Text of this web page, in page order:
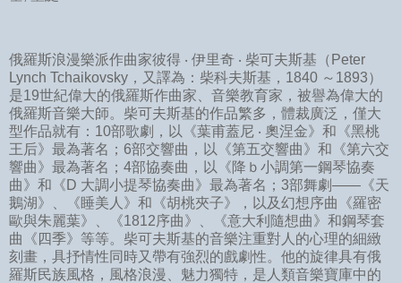
俄羅斯浪漫樂派作曲家彼得 ‧ 伊里奇 ‧ 柴可夫斯基（Peter
Lynch Tchaikovsky，又譯為：柴科夫斯基，1840 ～1893）
是19世紀偉大的俄羅斯作曲家、音樂教育家，被譽為偉大的
俄羅斯音樂大師。柴可夫斯基的作品繁多，體裁廣泛，僅大
型作品就有：10部歌劇，以《葉甫蓋尼 ‧ 奧涅金》和《黑桃
王后》最為著名；6部交響曲，以《第五交響曲》和《第六交
響曲》最為著名；4部協奏曲，以《降ｂ小調第一鋼琴協奏
曲》和《D 大調小提琴協奏曲》最為著名；3部舞劇——《天
鵝湖》、《睡美人》和《胡桃夾子》，以及幻想序曲《羅密
歐與朱麗葉》、《1812序曲》、《意大利隨想曲》和鋼琴套
曲《四季》等等。柴可夫斯基的音樂注重對人的心理的細緻
刻畫，具抒情性同時又帶有強烈的戲劇性。他的旋律具有俄
羅斯民族風格，風格浪漫、魅力獨特，是人類音樂寶庫中的